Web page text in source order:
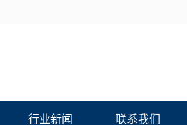
行业新闻 联系我们